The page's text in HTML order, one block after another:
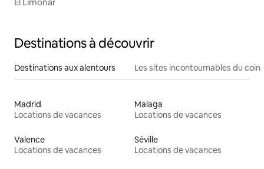
Destinations à découvrir
Destinations aux alentours Les sites incontournables du coin
Madrid
Locations de vacances
Malaga
Locations de vacances
Valence
Locations de vacances
Séville
Locations de vacances